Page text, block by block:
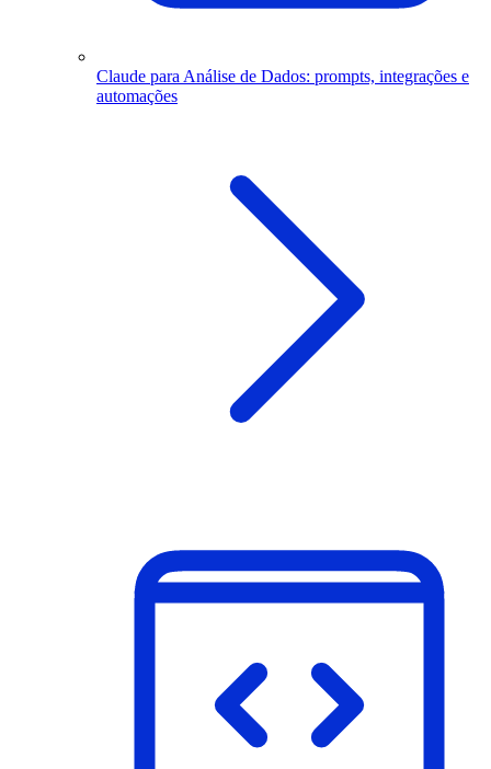
Claude para Análise de Dados: prompts, integrações e
automações